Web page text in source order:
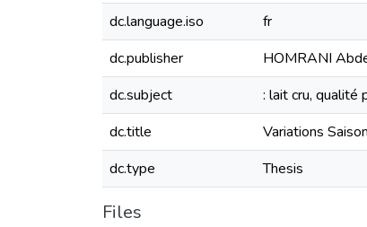
dc.language.iso
fr
dc.publisher
HOMRANI
dc.subject
: lait cru, qualité
dc.title
Variations
dc.type
Thesis
Files